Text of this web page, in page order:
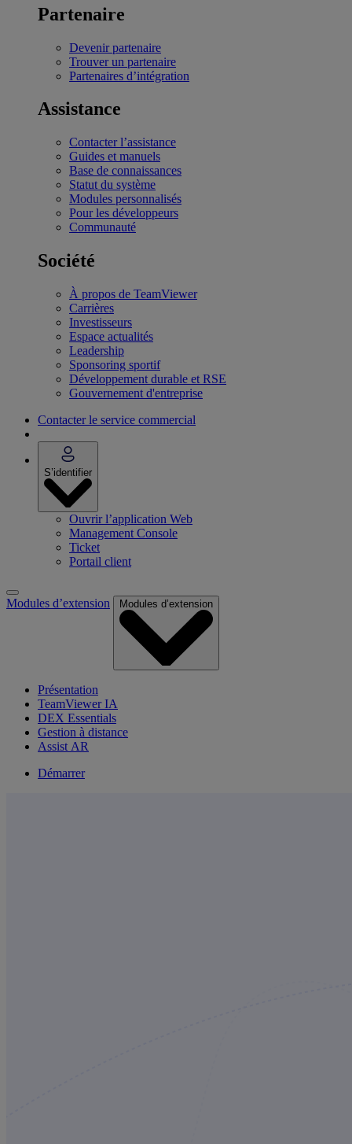
Partenaire
Devenir partenaire
Trouver un partenaire
Partenaires d’intégration
Assistance
Contacter l’assistance
Guides et manuels
Base de connaissances
Statut du système
Modules personnalisés
Pour les développeurs
Communauté
Société
À propos de TeamViewer
Carrières
Investisseurs
Espace actualités
Leadership
Sponsoring sportif
Développement durable et RSE
Gouvernement d'entreprise
Contacter le service commercial
S’identifier
Ouvrir l’application Web
Management Console
Ticket
Portail client
Modules d’extension Modules d’extension
Présentation
TeamViewer IA
DEX Essentials
Gestion à distance
Assist AR
Démarrer